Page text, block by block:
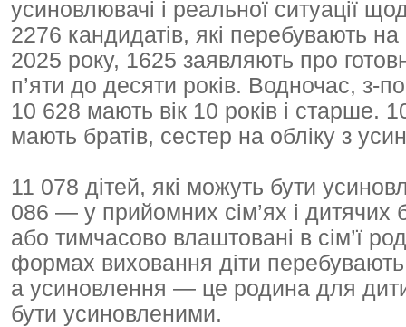
усиновлювачі і реальної ситуації
2276 кандидатів, які перебувають
2025 року, 1625 заявляють про
п’яти до десяти років. Водночас, з-
10 628 мають вік 10 років і старше.
мають братів, сестер на обліку з
11 078 дітей, які можуть бути
086 — у прийомних сім’ях і дитячих
або тимчасово влаштовані в сім’ї
формах виховання діти
а усиновлення — це родина для
бути усиновленими.